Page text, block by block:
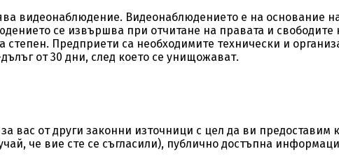
видеонаблюдение. Видеонаблюдението е на основание
се извършва при отчитане на правата и
степен. Предприети са необходимите технически и
от 30 дни, след което се унищожават.
вас от други законни източници с цел да ви предоставим
че вие сте се съгласили), публично достъпна